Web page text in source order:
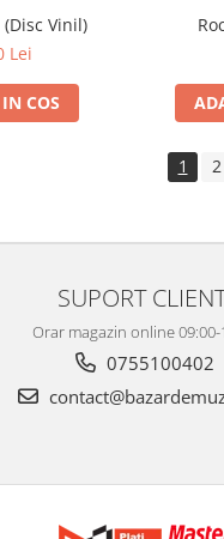
(Disc Vinil)
Lei
COS
1 2
SUPORT
Orar magazin online 09:00-
0755100402